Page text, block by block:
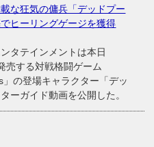
な狂気の傭兵「デッドプー
ヒーリングゲージを獲得
タテインメントは本日
売する対戦格闘ゲーム
」の登場キャラクター「デッ
ーガイド動画を公開した。